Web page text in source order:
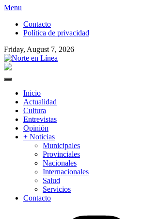
Skip
content
Menu
Contacto
Política de privacidad
Friday, August 7, 2026
Primary
Inicio
Actualidad
Cultura
Entrevistas
Opinión
+ Noticias
Municipales
Provinciales
Nacionales
Internacionales
Salud
Servicios
Contacto